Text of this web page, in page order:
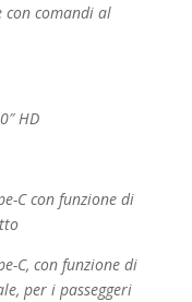
con comandi al
HD
C con funzione di
C, con funzione di
per i passeggeri